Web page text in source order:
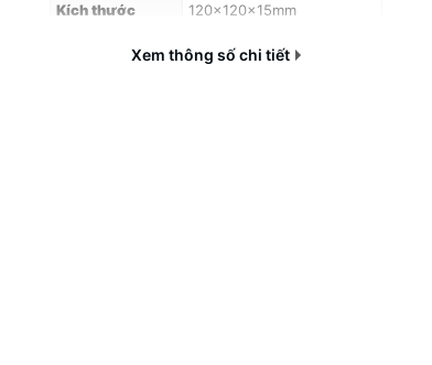
Kích thước 120×120×15mm
Xem thông số chi tiết